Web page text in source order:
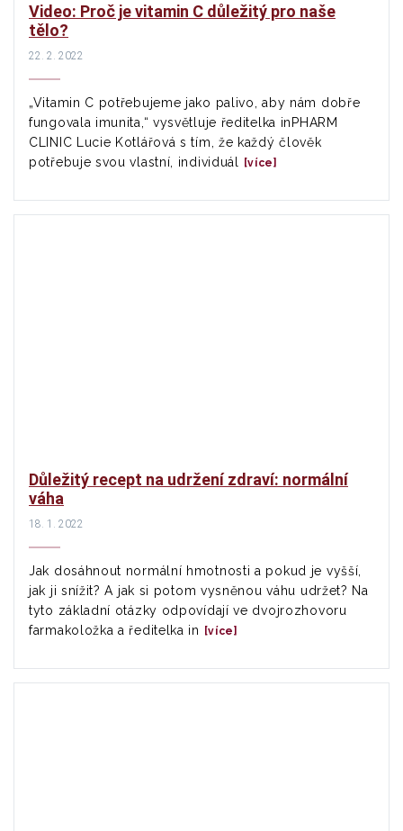
Video: Proč je vitamin C důležitý pro naše
tělo?
22. 2. 2022
„Vitamin C potřebujeme jako palivo, aby nám dobře
fungovala imunita,“ vysvětluje ředitelka inPHARM
CLINIC Lucie Kotlářová s tím, že každý člověk
potřebuje svou vlastní, individuál
[více]
Důležitý recept na udržení zdraví: normální
váha
18. 1. 2022
Jak dosáhnout normální hmotnosti a pokud je vyšší,
jak ji snížit? A jak si potom vysněnou váhu udržet? Na
tyto základní otázky odpovídají ve dvojrozhovoru
farmakoložka a ředitelka in
[více]